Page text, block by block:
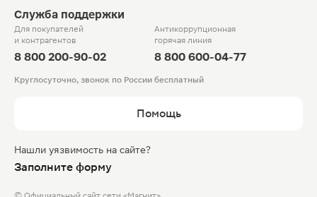
Служба поддержки
Для покупателей
и контрагентов
8 800 200-90-02
Антикоррупционная
горячая линия
8 800 600-04-77
Круглосуточно, звонок по России бесплатный
Помощь
Нашли уязвимость на сайте?
Заполните форму